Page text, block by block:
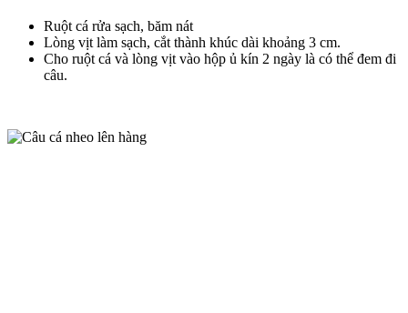
Ruột cá rửa sạch, băm nát
Lòng vịt làm sạch, cắt thành khúc dài khoảng 3 cm.
Cho ruột cá và lòng vịt vào hộp ủ kín 2 ngày là có thể đem đi
câu.